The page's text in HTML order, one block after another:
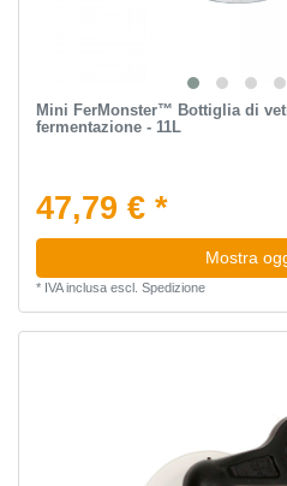
Mini FerMonster™ Bottiglia di
fermentazione - 11L
47,79 € *
Mostra
* IVA inclusaescl. Spedizione